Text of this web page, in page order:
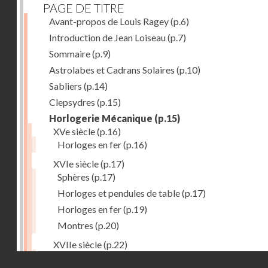
PAGE DE TITRE
Avant-propos de Louis Ragey(p.6)
Introduction de Jean Loiseau(p.7)
Sommaire(p.9)
Astrolabes et Cadrans Solaires (p.10)
Sabliers (p.14)
Clepsydres (p.15)
Horlogerie Mécanique (p.15)
XVe siècle(p.16)
Horloges en fer(p.16)
XVIe siècle(p.17)
Sphères (p.17)
Horloges et pendules de table(p.17)
Horloges en fer(p.19)
Montres (p.20)
XVIIe siècle(p.22)